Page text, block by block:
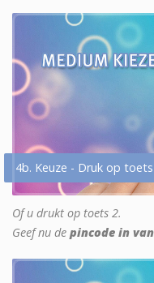
4b. Keuze - Druk op
Of u drukt op toets 2.
Geef nu de pincode in